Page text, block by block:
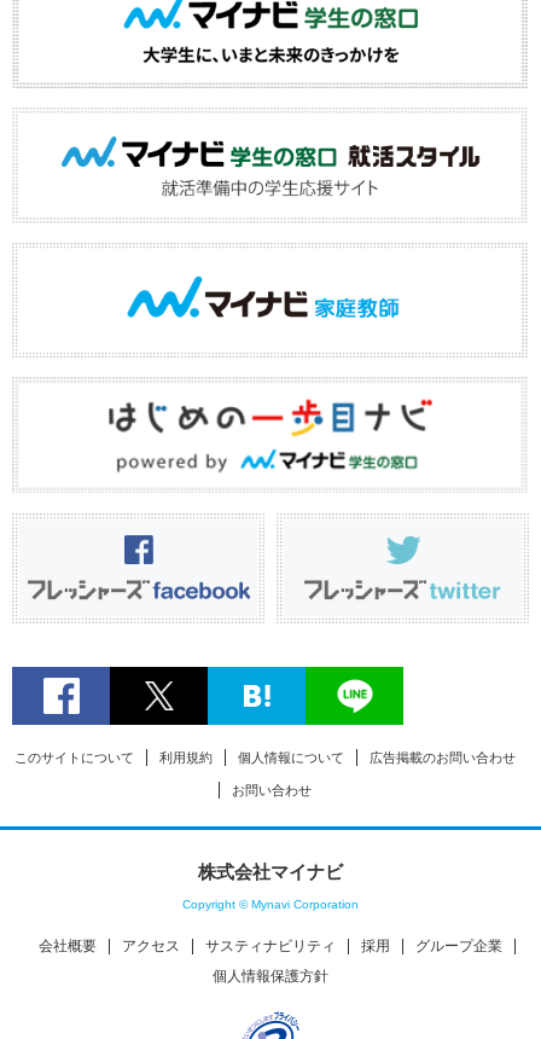
このサイトについて 利用規約 個人情報について 広告掲載のお問い合わせ
お問い合わせ
株式会社マイナビ
Copyright © Mynavi Corporation
会社概要 アクセス サスティナビリティ 採用
グループ企業
個人情報保護方針